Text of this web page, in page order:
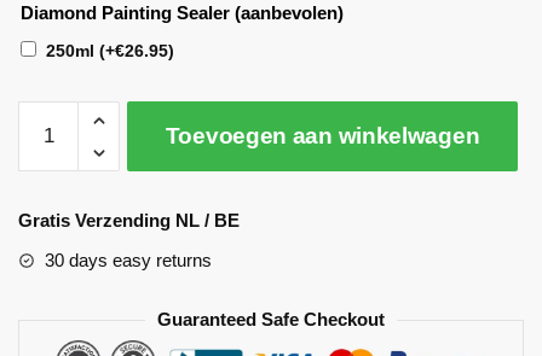
Diamond Painting Sealer (aanbevolen)
250ml (+€26.95)
Toevoegen aan winkelwagen
l
e
Gratis Verzending NL / BE
30 days easy returns
Guaranteed Safe Checkout